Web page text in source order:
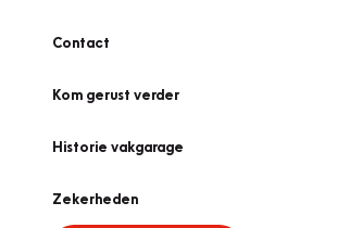
Contact
Kom gerust verder
Historie vakgarage
Zekerheden